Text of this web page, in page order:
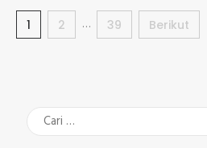
Paginasi
pos
Halaman
1 Halaman
2 … Halaman
39 Berikut
Cari
untuk: